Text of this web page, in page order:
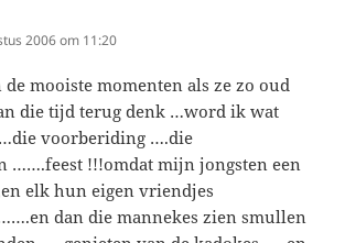
2006 om 11:20
mooiste momenten als ze zo oud
die tijd terug denk …word ik wat
voorberiding ….die
…….feest !!!omdat mijn jongsten een
elk hun eigen vriendjes
dan die mannekes zien smullen